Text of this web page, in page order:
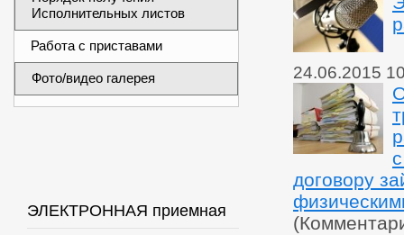
Исполнительных листов
Работа с приставами
Фото/видео галерея
ЭЛЕКТРОННАЯ приемная
24.06.2015
договору